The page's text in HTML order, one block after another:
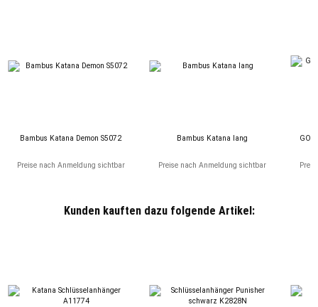
Bambus Katana Demon S5072
Preise nach Anmeldung sichtbar
Bambus Katana lang
Preise nach Anmeldung sichtbar
GOT
Kunden kauften dazu folgende Artikel: